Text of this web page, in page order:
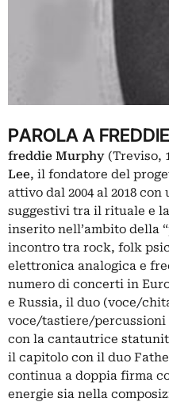
PAROLA A
freddie Murphy (Treviso,
Lee, il fondatore del
attivo dal 2004 al 2018
suggestivi tra il rituale e
inserito nell’ambito della
incontro tra rock, folk
elettronica analogica e
numero di concerti in
e Russia, il duo (voce/
voce/tastiere/percussioni
con la cantautrice
il capitolo con il duo
continua a doppia firma
energie sia nella